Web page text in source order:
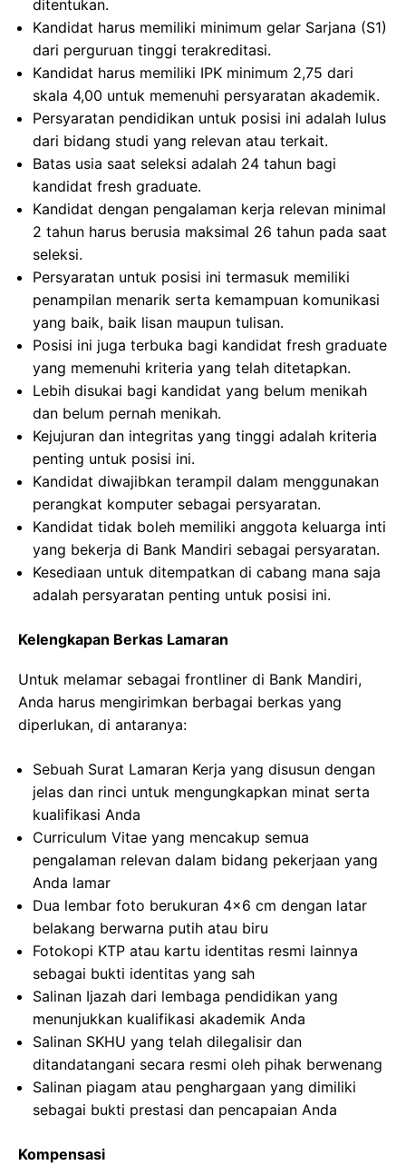
ditentukan.
Kandidat harus memiliki minimum gelar Sarjana (S1)
dari perguruan tinggi terakreditasi.
Kandidat harus memiliki IPK minimum 2,75 dari
skala 4,00 untuk memenuhi persyaratan akademik.
Persyaratan pendidikan untuk posisi ini adalah lulus
dari bidang studi yang relevan atau terkait.
Batas usia saat seleksi adalah 24 tahun bagi
kandidat fresh graduate.
Kandidat dengan pengalaman kerja relevan minimal
2 tahun harus berusia maksimal 26 tahun pada saat
seleksi.
Persyaratan untuk posisi ini termasuk memiliki
penampilan menarik serta kemampuan komunikasi
yang baik, baik lisan maupun tulisan.
Posisi ini juga terbuka bagi kandidat fresh graduate
yang memenuhi kriteria yang telah ditetapkan.
Lebih disukai bagi kandidat yang belum menikah
dan belum pernah menikah.
Kejujuran dan integritas yang tinggi adalah kriteria
penting untuk posisi ini.
Kandidat diwajibkan terampil dalam menggunakan
perangkat komputer sebagai persyaratan.
Kandidat tidak boleh memiliki anggota keluarga inti
yang bekerja di Bank Mandiri sebagai persyaratan.
Kesediaan untuk ditempatkan di cabang mana saja
adalah persyaratan penting untuk posisi ini.
Kelengkapan Berkas Lamaran
Untuk melamar sebagai frontliner di Bank Mandiri,
Anda harus mengirimkan berbagai berkas yang
diperlukan, di antaranya:
Sebuah Surat Lamaran Kerja yang disusun dengan
jelas dan rinci untuk mengungkapkan minat serta
kualifikasi Anda
Curriculum Vitae yang mencakup semua
pengalaman relevan dalam bidang pekerjaan yang
Anda lamar
Dua lembar foto berukuran 4×6 cm dengan latar
belakang berwarna putih atau biru
Fotokopi KTP atau kartu identitas resmi lainnya
sebagai bukti identitas yang sah
Salinan Ijazah dari lembaga pendidikan yang
menunjukkan kualifikasi akademik Anda
Salinan SKHU yang telah dilegalisir dan
ditandatangani secara resmi oleh pihak berwenang
Salinan piagam atau penghargaan yang dimiliki
sebagai bukti prestasi dan pencapaian Anda
Kompensasi